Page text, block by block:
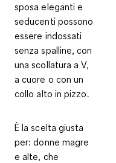
sposa eleganti e
seducenti possono
essere indossati
senza spalline, con
una scollatura a V,
a cuore o con un
collo alto in pizzo.
È la scelta giusta
per: donne magre
e alte, che